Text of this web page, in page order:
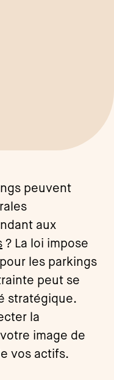
peuvent
aux
? La loi impose
les parkings
peut se
stratégique.
la
image de
vos actifs.